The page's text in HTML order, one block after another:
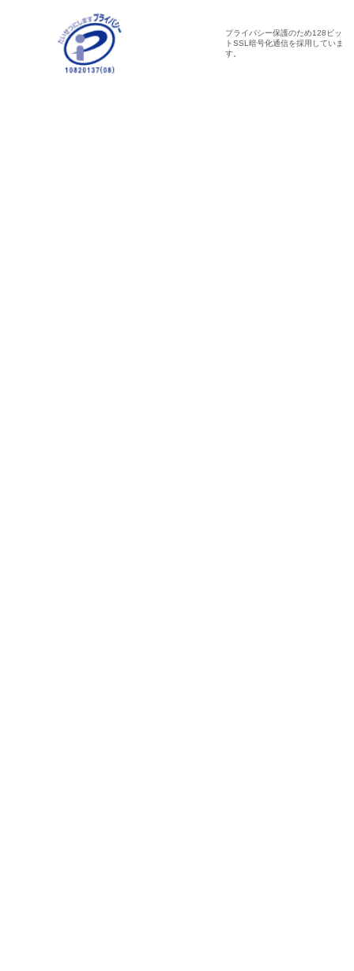
プライバシー保護のため128ビッ
トSSL暗号化通信を採用していま
す。